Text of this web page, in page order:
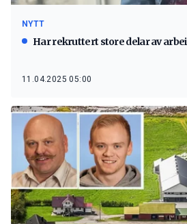
NYTT
Har rekruttert store delar av
11.04.2025 05:00